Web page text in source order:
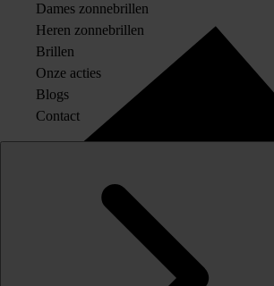
Dames zonnebrillen
Heren zonnebrillen
Brillen
Onze acties
Blogs
Contact